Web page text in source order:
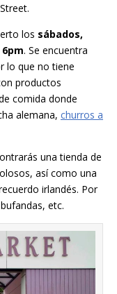
los sábados,
. Se encuentra
lo que no tiene
productos
comida donde
alemana, churros a
una tienda de
así como una
irlandés. Por
etc.